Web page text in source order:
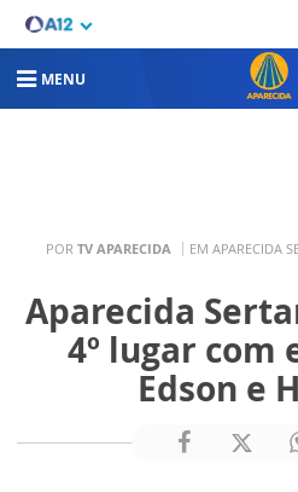
MENU
POR TV APARECIDA EM APARECIDA
Aparecida
4º lugar com
Edson e